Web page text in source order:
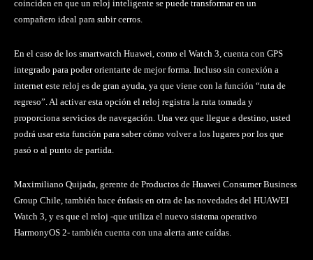
coinciden en que un reloj inteligente se puede transformar en un
compañero ideal para subir cerros.
En el caso de los smartwatch Huawei, como el Watch 3, cuenta con GPS
integrado para poder orientarte de mejor forma. Incluso sin conexión a
internet este reloj es de gran ayuda, ya que viene con la función “ruta de
regreso”. Al activar esta opción el reloj registra la ruta tomada y
proporciona servicios de navegación. Una vez que llegue a destino, usted
podrá usar esta función para saber cómo volver a los lugares por los que
pasó o al punto de partida.
Maximiliano Quijada, gerente de Productos de Huawei Consumer Business
Group Chile, también hace énfasis en otra de las novedades del HUAWEI
Watch 3, y es que el reloj -que utiliza el nuevo sistema operativo
HarmonyOS 2- también cuenta con una alerta ante caídas.